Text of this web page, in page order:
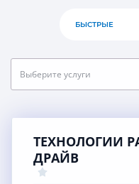
БЫСТРЫЕ
Выберите услуги
ТЕХНОЛОГИИ
ДРАЙВ